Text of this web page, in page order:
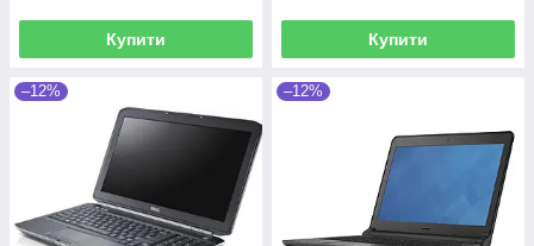
Купити Купити
–12% –12%